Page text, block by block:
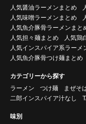
人気醤油ラーメンまとめ
人気味噌ラーメンまとめ
人気魚介豚骨ラーメンまと
人気担々麺まとめ
人気鶏
人気インスパイア系ラーメ
人気魚介豚骨つけ麺まとめ
カテゴリーから探す
ラーメン
つけ麺 まぜそ
二郎インスパイア汁なし
味別